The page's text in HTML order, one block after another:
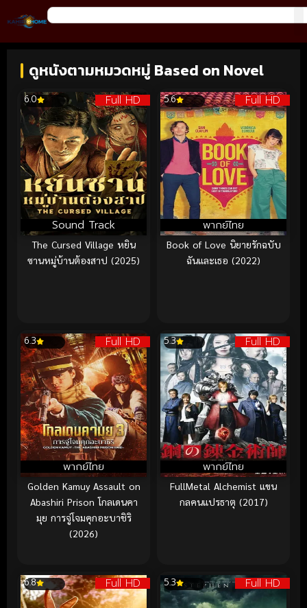
ดูหนังตามหมวดหมู่ Based on Novel
Full HD
Sound Track
6.0
The Cursed Village หยิน
ซานหมู่บ้านต้องสาป (2025)
Full HD
พากย์ไทย
5.6
Book of Love นิยายรักฉบับ
ฉันและเธอ (2022)
Full HD
พากย์ไทย
6.3
Golden Kamuy Assault on
Abashiri Prison โกลเดนคา
มุย การจู่โจมคุกอะบาชิริ
(2026)
Full HD
พากย์ไทย
5.3
FullMetal Alchemist แขน
กลคนแปรธาตุ (2017)
Full HD
6.8 Full HD
5.3